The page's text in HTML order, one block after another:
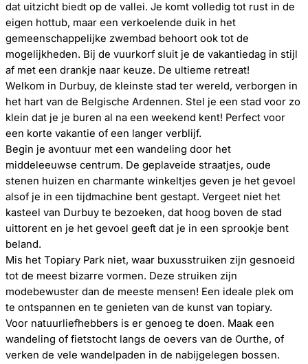
dat uitzicht biedt op de vallei. Je komt volledig tot rust in de
eigen hottub, maar een verkoelende duik in het
gemeenschappelijke zwembad behoort ook tot de
mogelijkheden. Bij de vuurkorf sluit je de vakantiedag in stijl
af met een drankje naar keuze. De ultieme retreat!
Welkom in Durbuy, de kleinste stad ter wereld, verborgen in
het hart van de Belgische Ardennen. Stel je een stad voor zo
klein dat je je buren al na een weekend kent! Perfect voor
een korte vakantie of een langer verblijf.
Begin je avontuur met een wandeling door het
middeleeuwse centrum. De geplaveide straatjes, oude
stenen huizen en charmante winkeltjes geven je het gevoel
alsof je in een tijdmachine bent gestapt. Vergeet niet het
kasteel van Durbuy te bezoeken, dat hoog boven de stad
uittorent en je het gevoel geeft dat je in een sprookje bent
beland.
Mis het Topiary Park niet, waar buxusstruiken zijn gesnoeid
tot de meest bizarre vormen. Deze struiken zijn
modebewuster dan de meeste mensen! Een ideale plek om
te ontspannen en te genieten van de kunst van topiary.
Voor natuurliefhebbers is er genoeg te doen. Maak een
wandeling of fietstocht langs de oevers van de Ourthe, of
verken de vele wandelpaden in de nabijgelegen bossen.